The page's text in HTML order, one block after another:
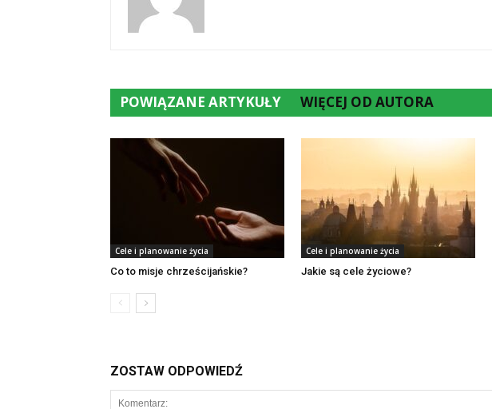
POWIĄZANE ARTYKUŁY WIĘCEJ OD AUTORA
Cele i planowanie życia
Co to misje chrześcijańskie?
Cele i planowanie życia
Jakie są cele życiowe?
ZOSTAW ODPOWIEDŹ